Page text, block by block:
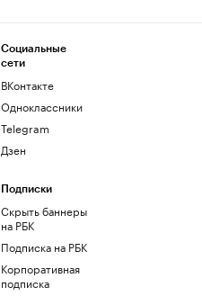
Социальные
сети
ВКонтакте
Одноклассники
Telegram
Дзен
Подписки
Скрыть баннеры
на РБК
Подписка на РБК
Корпоративная
подписка